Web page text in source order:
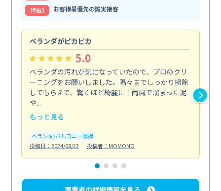
特⻑3
お客様最優先の誠実接客
ベランダがピカピカ
5.0
ベランダの汚れが気になっていたので、プロのクリ
ーニングをお願いしました。隅々までしっかり掃除
してもらえて、驚くほど綺麗に！雨風で溜まった泥
や...
もっと見る
ベランダ/バルコニー清掃
投稿日：2024/08/23
投稿者：MOMONO